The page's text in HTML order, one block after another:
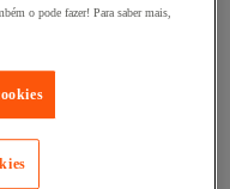
o pode fazer! Para saber mais,